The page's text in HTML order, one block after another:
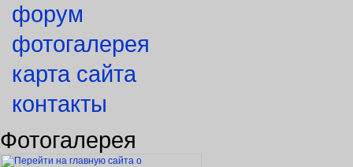
форум
фотогалерея
карта сайта
контакты
Фотогалерея